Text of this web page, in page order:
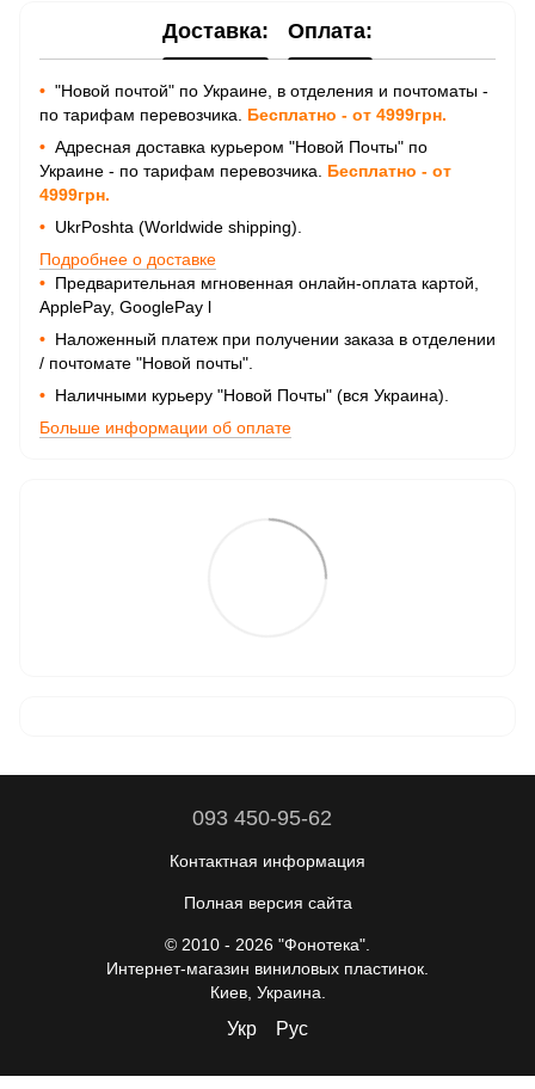
Доставка: Оплата:
• "Новой почтой" по Украине, в отделения и почтоматы -
по тарифам перевозчика. Бесплатно - от 4999грн.
• Адресная доставка курьером "Новой Почты" по
Украине - по тарифам перевозчика. Бесплатно - от
4999грн.
• UkrPoshta (Worldwide shipping).
Подробнее о доставке
• Предварительная мгновенная онлайн-оплата картой,
ApplePay, GooglePay l
• Наложенный платеж при получении заказа в отделении
/ почтомате "Новой почты".
• Наличными курьеру "Новой Почты" (вся Украина).
Больше информации об оплате
093 450-95-62
Контактная информация
Полная версия сайта
© 2010 - 2026 "Фонотека".
Интернет-магазин виниловых пластинок.
Киев, Украина.
Укр Рус